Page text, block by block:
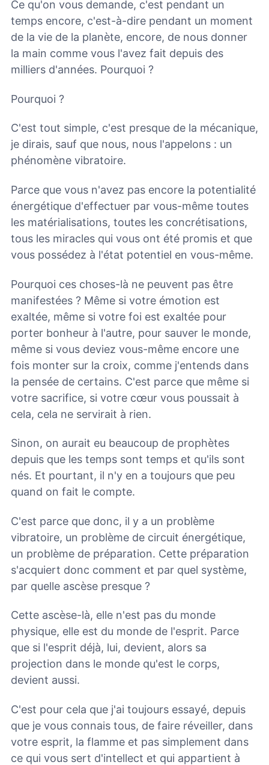
Ce qu'on vous demande, c'est pendant un
temps encore, c'est-à-dire pendant un moment
de la vie de la planète, encore, de nous donner
la main comme vous l'avez fait depuis des
milliers d'années. Pourquoi ?
Pourquoi ?
C'est tout simple, c'est presque de la mécanique,
je dirais, sauf que nous, nous l'appelons : un
phénomène vibratoire.
Parce que vous n'avez pas encore la potentialité
énergétique d'effectuer par vous-même toutes
les matérialisations, toutes les concrétisations,
tous les miracles qui vous ont été promis et que
vous possédez à l'état potentiel en vous-même.
Pourquoi ces choses-là ne peuvent pas être
manifestées ? Même si votre émotion est
exaltée, même si votre foi est exaltée pour
porter bonheur à l'autre, pour sauver le monde,
même si vous deviez vous-même encore une
fois monter sur la croix, comme j'entends dans
la pensée de certains. C'est parce que même si
votre sacrifice, si votre cœur vous poussait à
cela, cela ne servirait à rien.
Sinon, on aurait eu beaucoup de prophètes
depuis que les temps sont temps et qu'ils sont
nés. Et pourtant, il n'y en a toujours que peu
quand on fait le compte.
C'est parce que donc, il y a un problème
vibratoire, un problème de circuit énergétique,
un problème de préparation. Cette préparation
s'acquiert donc comment et par quel système,
par quelle ascèse presque ?
Cette ascèse-là, elle n'est pas du monde
physique, elle est du monde de l'esprit. Parce
que si l'esprit déjà, lui, devient, alors sa
projection dans le monde qu'est le corps,
devient aussi.
C'est pour cela que j'ai toujours essayé, depuis
que je vous connais tous, de faire réveiller, dans
votre esprit, la flamme et pas simplement dans
ce qui vous sert d'intellect et qui appartient à